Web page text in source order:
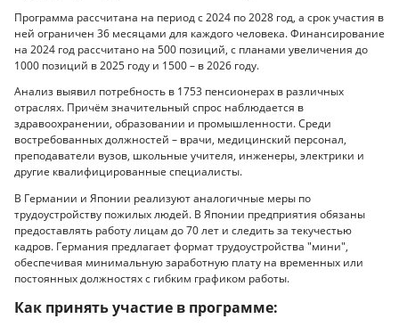
Программа рассчитана на период с 2024 по 2028 год, а срок участия в
ней ограничен 36 месяцами для каждого человека. Финансирование
на 2024 год рассчитано на 500 позиций, с планами увеличения до
1000 позиций в 2025 году и 1500 – в 2026 году.
Анализ выявил потребность в 1753 пенсионерах в различных
отраслях. Причём значительный спрос наблюдается в
здравоохранении, образовании и промышленности. Среди
востребованных должностей – врачи, медицинский персонал,
преподаватели вузов, школьные учителя, инженеры, электрики и
другие квалифицированные специалисты.
В Германии и Японии реализуют аналогичные меры по
трудоустройству пожилых людей. В Японии предприятия обязаны
предоставлять работу лицам до 70 лет и следить за текучестью
кадров. Германия предлагает формат трудоустройства "мини",
обеспечивая минимальную заработную плату на временных или
постоянных должностях с гибким графиком работы.
Как принять участие в программе: